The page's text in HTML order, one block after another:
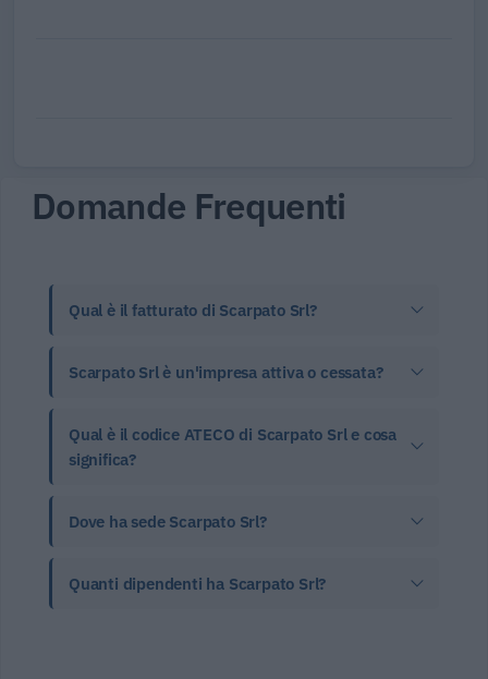
Domande Frequenti
Qual è il fatturato di Scarpato Srl?
Scarpato Srl è un'impresa attiva o cessata?
Qual è il codice ATECO di Scarpato Srl e cosa
significa?
Dove ha sede Scarpato Srl?
Quanti dipendenti ha Scarpato Srl?